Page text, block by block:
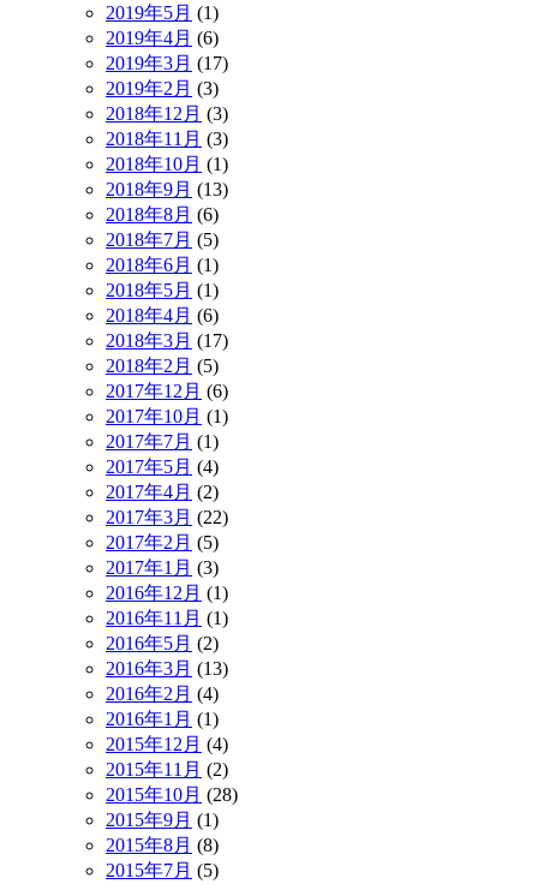
2019年5月 (1)
2019年4月 (6)
2019年3月 (17)
2019年2月 (3)
2018年12月 (3)
2018年11月 (3)
2018年10月 (1)
2018年9月 (13)
2018年8月 (6)
2018年7月 (5)
2018年6月 (1)
2018年5月 (1)
2018年4月 (6)
2018年3月 (17)
2018年2月 (5)
2017年12月 (6)
2017年10月 (1)
2017年7月 (1)
2017年5月 (4)
2017年4月 (2)
2017年3月 (22)
2017年2月 (5)
2017年1月 (3)
2016年12月 (1)
2016年11月 (1)
2016年5月 (2)
2016年3月 (13)
2016年2月 (4)
2016年1月 (1)
2015年12月 (4)
2015年11月 (2)
2015年10月 (28)
2015年9月 (1)
2015年8月 (8)
2015年7月 (5)